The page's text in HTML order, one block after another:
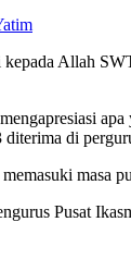
Allah
di
masa
Pusat